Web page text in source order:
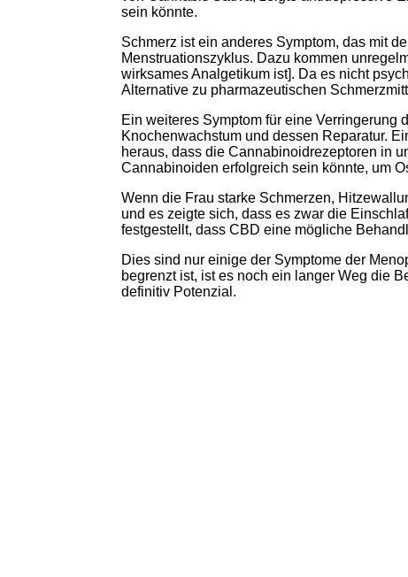
sein könnte.
Schmerz ist ein anderes Symptom, das mit
Menstruationszyklus. Dazu kommen
wirksames Analgetikum ist]. Da es nicht
Alternative zu pharmazeutischen
Ein weiteres Symptom für eine
Knochenwachstum und dessen Reparatur.
heraus, dass die Cannabinoidrezeptoren in
Cannabinoiden erfolgreich sein könnte, um
Wenn die Frau starke Schmerzen,
und es zeigte sich, dass es zwar die
festgestellt, dass CBD eine mögliche
Dies sind nur einige der Symptome der
begrenzt ist, ist es noch ein langer Weg die
definitiv Potenzial.